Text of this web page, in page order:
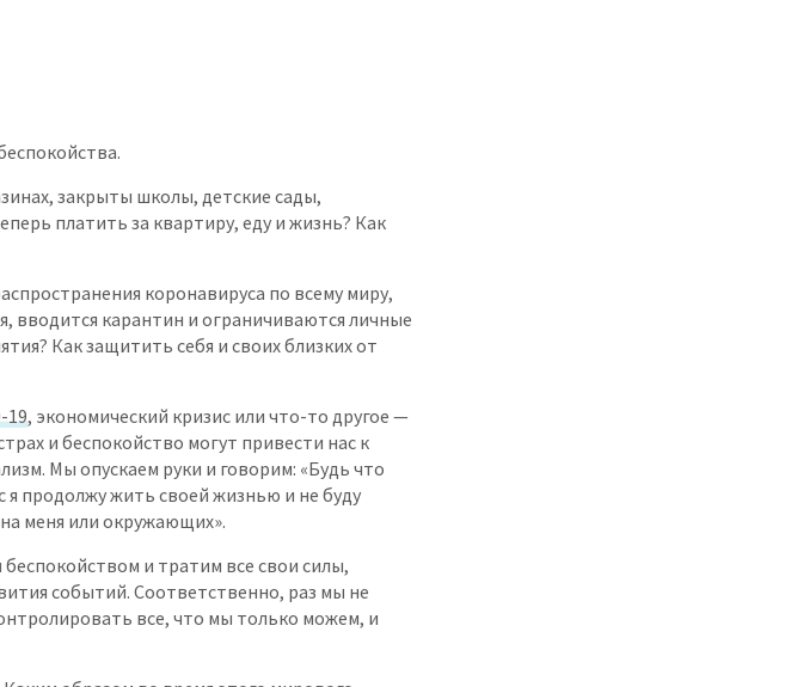
закрыты школы, детские сады,
платить за квартиру, еду и жизнь? Как
коронавируса по всему миру,
вводится карантин и ограничиваются личные
Как защитить себя и своих близких от
19, экономический кризис или что-то другое —
и беспокойство могут привести нас к
Мы опускаем руки и говорим: «Будь что
я продолжу жить своей жизнью и не буду
меня или окружающих».
и тратим все свои силы,
событий. Соответственно, раз мы не
все, что мы только можем, и